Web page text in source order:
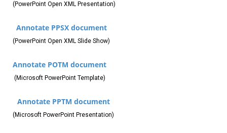
(PowerPoint Open XML Presentation)
Annotate PPSX document
(PowerPoint Open XML Slide Show)
Annotate POTM document
(Microsoft PowerPoint Template)
Annotate PPTM document
(Microsoft PowerPoint Presentation)